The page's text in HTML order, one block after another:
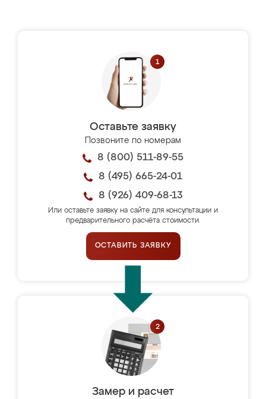
Оставьте заявку
Позвоните по номерам
8 (800) 511-89-55
8 (495) 665-24-01
8 (926) 409-68-13
Или оставьте заявку на сайте для консультации и
предварительного расчёта стоимости.
ОСТАВИТЬ ЗАЯВКУ
Замер и расчет